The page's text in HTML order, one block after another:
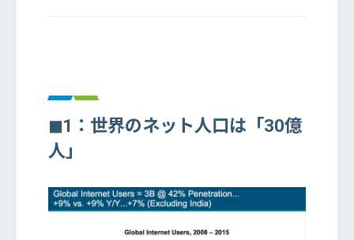
◼︎1：世界のネット人口は「30億
人」